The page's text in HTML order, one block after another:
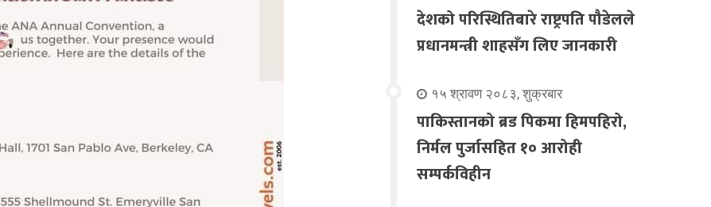
देशको परिस्थितिबारे राष्ट्रपति पौडेलले
प्रधानमन्त्री शाहसँग लिए जानकारी
१५ श्रावण २०८३, शुक्रबार
पाकिस्तानको ब्रड पिकमा हिमपहिरो,
निर्मल पुर्जासहित १० आरोही
सम्पर्कविहीन